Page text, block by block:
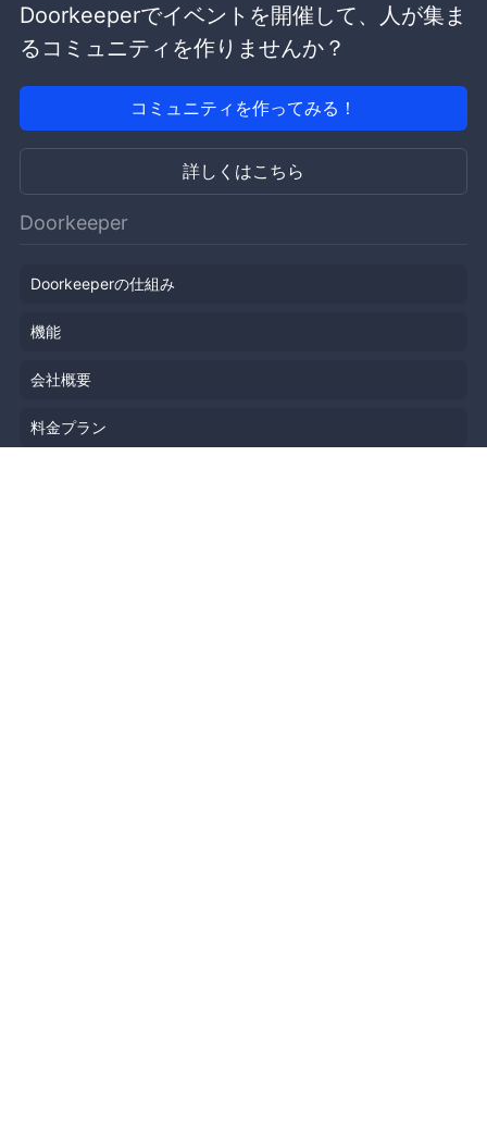
Doorkeeperでイベントを開催して、人が集ま
るコミュニティを作りませんか？
コミュニティを作ってみる！
詳しくはこちら
Doorkeeper
Doorkeeperの仕組み
機能
会社概要
料金プラン